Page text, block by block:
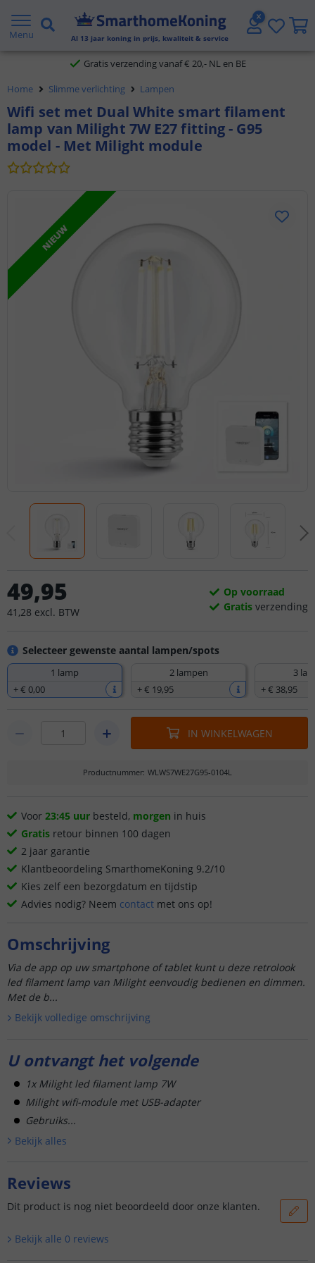
Menu Al 13 jaar koning in prijs, kwaliteit & service
2 jaar garantie
Gratis verzending vanaf € 20,- NL en BE
Klantbeoordeling 9.1
Voor 23:45 uur besteld, morgen in huis
Home Slimme verlichting Lampen
Wifi set met Dual White smart filament
lamp van Milight 7W E27 fitting - G95
model - Met Milight module
NIEUW
Selecteer gewenste aantal lampen/spots
1 lamp
+€ 0,00
2 lampen
+€ 19,95
3
+€ 38,95
49,95
41 ,28 excl. BTW
Op voorraad
Gratis verzending
IN WINKELWAGEN
Productnummer: WLWS7WE27G95-0104L
Voor 23:45 uur besteld, morgen in huis
Gratis retour binnen 100 dagen
2 jaar garantie
Klantbeoordeling SmarthomeKoning 9.2/10
Kies zelf een bezorgdatum en tijdstip
Advies nodig? Neem contact met ons op!
Omschrijving
Via de app op uw smartphone of tablet kunt u deze retrolook
led filament lamp van Milight eenvoudig bedienen en dimmen.
Met de b...
Bekijk volledige omschrijving
U ontvangt het volgende
1x Milight led filament lamp 7W
Milight wifi-module met USB-adapter
Gebruiks...
Bekijk alles
Reviews
Dit product is nog niet beoordeeld door onze klanten.
Bekijk alle 0 reviews